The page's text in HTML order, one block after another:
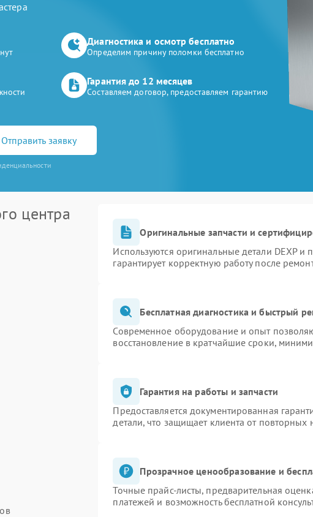
Диагностика и осмотр бесплатно
Определим причину поломки бесплатно
Гарантия до 12 месяцев
Составляем договор, предоставляем гарантию
Отправить заявку
центра
Оригинальные запчасти и
Используются оригинальные детали DEXP
гарантирует корректную работу после
Бесплатная диагностика и быстрый
Современное оборудование и опыт
восстановление в кратчайшие сроки,
Гарантия на работы и запчасти
Предоставляется документированная
детали, что защищает клиента от повторных
Прозрачное ценообразование и
Точные прайс-листы, предварительная
платежей и возможность бесплатной